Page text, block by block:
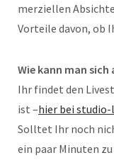
merziellen
Vor­tei­le davon, ob
Wie kann man sich
Ihr fin­det den
ist –hier bei
Solltet Ihr noch
ein paar Minuten